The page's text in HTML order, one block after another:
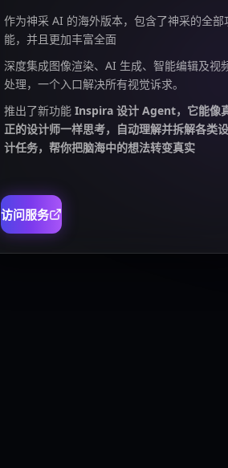
作为神采 AI 的海外版本，包含了神采的全部
能，并且更加丰富全面
深度集成图像渲染、AI 生成、智能编辑及视
处理，一个入口解决所有视觉诉求。
推出了新功能 Inspira 设计 Agent，它能像
正的设计师一样思考，自动理解并拆解各类设
计任务，帮你把脑海中的想法转变真实
访问服务